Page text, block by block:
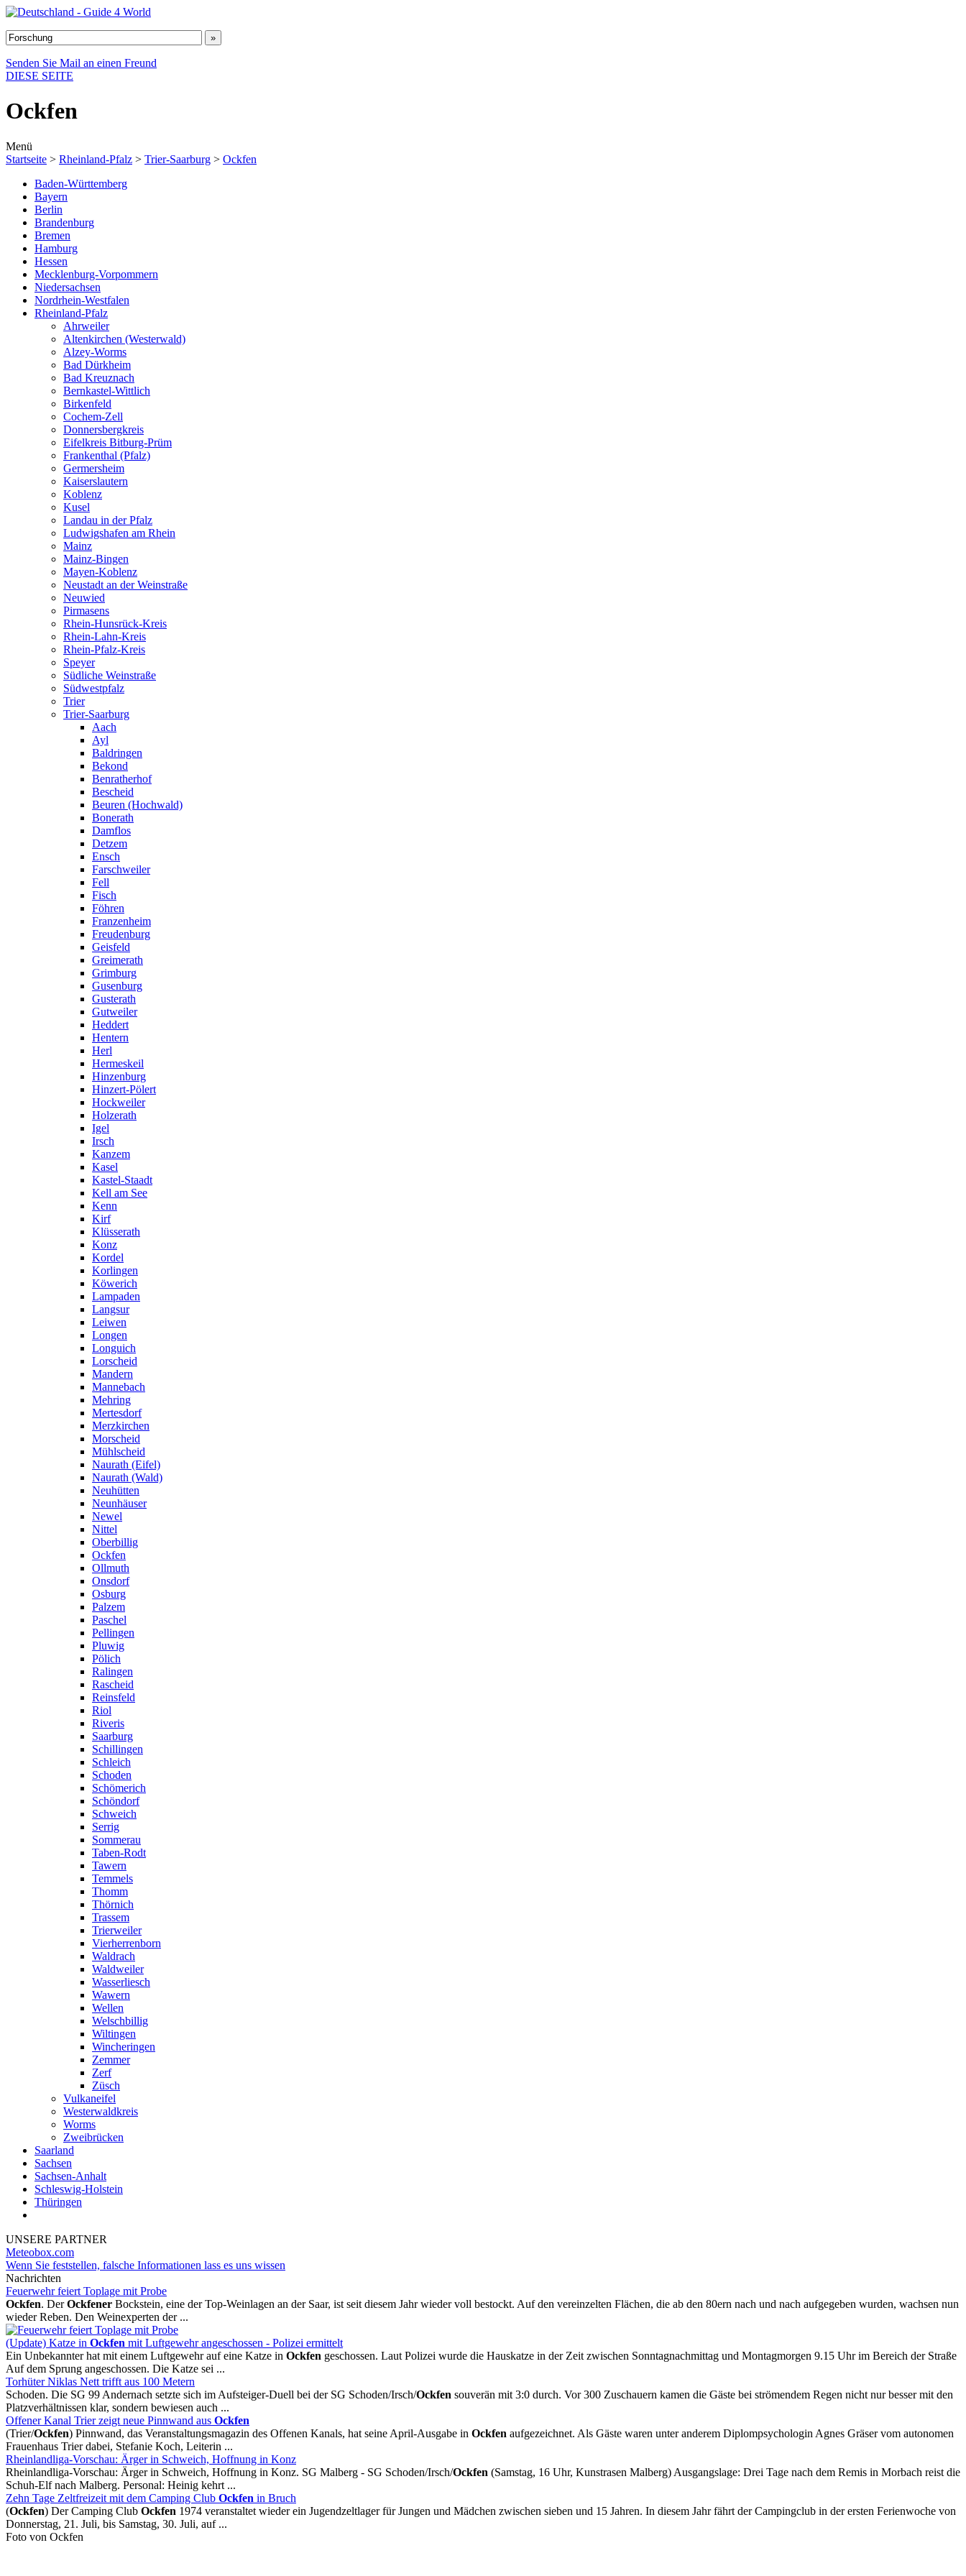
Senden Sie Mail an einen Freund
DIESE SEITE
Ockfen
Menü
Startseite > Rheinland-Pfalz > Trier-Saarburg > Ockfen
Baden-Württemberg
Bayern
Berlin
Brandenburg
Bremen
Hamburg
Hessen
Mecklenburg-Vorpommern
Niedersachsen
Nordrhein-Westfalen
Rheinland-Pfalz
Ahrweiler
Altenkirchen (Westerwald)
Alzey-Worms
Bad Dürkheim
Bad Kreuznach
Bernkastel-Wittlich
Birkenfeld
Cochem-Zell
Donnersbergkreis
Eifelkreis Bitburg-Prüm
Frankenthal (Pfalz)
Germersheim
Kaiserslautern
Koblenz
Kusel
Landau in der Pfalz
Ludwigshafen am Rhein
Mainz
Mainz-Bingen
Mayen-Koblenz
Neustadt an der Weinstraße
Neuwied
Pirmasens
Rhein-Hunsrück-Kreis
Rhein-Lahn-Kreis
Rhein-Pfalz-Kreis
Speyer
Südliche Weinstraße
Südwestpfalz
Trier
Trier-Saarburg
Aach
Ayl
Baldringen
Bekond
Benratherhof
Bescheid
Beuren (Hochwald)
Bonerath
Damflos
Detzem
Ensch
Farschweiler
Fell
Fisch
Föhren
Franzenheim
Freudenburg
Geisfeld
Greimerath
Grimburg
Gusenburg
Gusterath
Gutweiler
Heddert
Hentern
Herl
Hermeskeil
Hinzenburg
Hinzert-Pölert
Hockweiler
Holzerath
Igel
Irsch
Kanzem
Kasel
Kastel-Staadt
Kell am See
Kenn
Kirf
Klüsserath
Konz
Kordel
Korlingen
Köwerich
Lampaden
Langsur
Leiwen
Longen
Longuich
Lorscheid
Mandern
Mannebach
Mehring
Mertesdorf
Merzkirchen
Morscheid
Mühlscheid
Naurath (Eifel)
Naurath (Wald)
Neuhütten
Neunhäuser
Newel
Nittel
Oberbillig
Ockfen
Ollmuth
Onsdorf
Osburg
Palzem
Paschel
Pellingen
Pluwig
Pölich
Ralingen
Rascheid
Reinsfeld
Riol
Riveris
Saarburg
Schillingen
Schleich
Schoden
Schömerich
Schöndorf
Schweich
Serrig
Sommerau
Taben-Rodt
Tawern
Temmels
Thomm
Thörnich
Trassem
Trierweiler
Vierherrenborn
Waldrach
Waldweiler
Wasserliesch
Wawern
Wellen
Welschbillig
Wiltingen
Wincheringen
Zemmer
Zerf
Züsch
Vulkaneifel
Westerwaldkreis
Worms
Zweibrücken
Saarland
Sachsen
Sachsen-Anhalt
Schleswig-Holstein
Thüringen
UNSERE PARTNER
Meteobox.com
Wenn Sie feststellen, falsche Informationen lass es uns wissen
Nachrichten
Feuerwehr feiert Toplage mit Probe
Ockfen. DerOckfener Bockstein, eine der Top-Weinlagen an der Saar, ist seit diesem Jahr wieder voll bestockt. Auf den vereinzelten Flächen, die ab den 80ern nach und nach aufgegeben wurden, wachsen nun
wieder Reben. Den Weinexperten der ...
(Update) Katze in Ockfen mit Luftgewehr angeschossen - Polizei ermittelt
Ein Unbekannter hat mit einem Luftgewehr auf eine Katze in Ockfen geschossen. Laut Polizei wurde die Hauskatze in der Zeit zwischen Sonntagnachmittag und Montagmorgen 9.15 Uhr im Bereich der Straße
Auf dem Sprung angeschossen. Die Katze sei ...
Torhüter Niklas Nett trifft aus 100 Metern
Schoden. Die SG 99 Andernach setzte sich im Aufsteiger-Duell bei der SG Schoden/Irsch/Ockfen souverän mit 3:0 durch. Vor 300 Zuschauern kamen die Gäste bei strömendem Regen nicht nur besser mit den
Platzverhältnissen klar, sondern bewiesen auch ...
Offener Kanal Trier zeigt neue Pinnwand aus Ockfen
(Trier/Ockfen) Pinnwand, das Veranstaltungsmagazin des Offenen Kanals, hat seine April-Ausgabe in Ockfen aufgezeichnet. Als Gäste waren unter anderem Diplompsychologin Agnes Gräser vom autonomen
Frauenhaus Trier dabei, Stefanie Koch, Leiterin ...
Rheinlandliga-Vorschau: Ärger in Schweich, Hoffnung in Konz
Rheinlandliga-Vorschau: Ärger in Schweich, Hoffnung in Konz. SG Malberg - SG Schoden/Irsch/Ockfen (Samstag, 16 Uhr, Kunstrasen Malberg) Ausgangslage: Drei Tage nach dem Remis in Morbach reist die
Schuh-Elf nach Malberg. Personal: Heinig kehrt ...
Zehn Tage Zeltfreizeit mit dem Camping Club Ockfen in Bruch
(Ockfen) Der Camping Club Ockfen 1974 veranstaltet wieder ein Jugendzeltlager für Jungen und Mädchen zwischen sieben und 15 Jahren. In diesem Jahr fährt der Campingclub in der ersten Ferienwoche von
Donnerstag, 21. Juli, bis Samstag, 30. Juli, auf ...
Foto von Ockfen